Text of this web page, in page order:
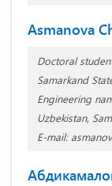
Asmanova
Doctoral
Samarkand
Engineering
Uzbekistan,
E-mail: